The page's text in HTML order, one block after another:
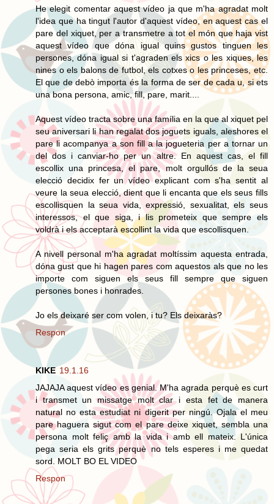
He elegit comentar aquest vídeo ja que m'ha agradat molt
l'idea que ha tingut l'autor d'aquest vídeo, en aquest cas el
pare del xiquet, per a transmetre a tot el món que haja vist
aquest vídeo que dóna igual quins gustos tinguen les
persones, dóna igual si t'agraden els xics o les xiques, les
nines o els balons de futbol, els cotxes o les princeses, etc.
El que de debò importa és la forma de ser de cada u, si ets
una bona persona, amic, fill, pare, marit....
Aquest vídeo tracta sobre una família en la que al xiquet pel
seu aniversari li han regalat dos joguets iguals, aleshores el
pare li acompanya a son fill a la jogueteria per a tornar un
del dos i canviar-ho per un altre. En aquest cas, el fill
escollix una princesa, el pare, molt orgullós de la seua
elecció decidix fer un vídeo explicant com s'ha sentit al
veure la seua elecció, dient que li encanta que els seus fills
escollisquen la seua vida, expressió, sexualitat, els seus
interessos, el que siga, i lis prometeix que sempre els
voldrà i els acceptarà escollint la vida que escollisquen.
A nivell personal m'ha agradat moltíssim aquesta entrada,
dóna gust que hi hagen pares com aquestos als que no les
importe com siguen els seus fill sempre que siguen
persones bones i honrades.
Jo els deixaré ser com volen, i tu? Els deixaràs?
Respon
KIKE 19.1.16
JAJAJA aquest vídeo es genial. M'ha agrada perquè es curt
i transmet un missatge molt clar i esta fet de manera
natural no esta estudiat ni digerit per ningú. Ojala el meu
pare haguera sigut com el pare deixe xiquet, sembla una
persona molt feliç amb la vida i amb ell mateix. L'única
pega seria els grits perquè no tels esperes i me quedat
sord. MOLT BO EL VIDEO
Respon